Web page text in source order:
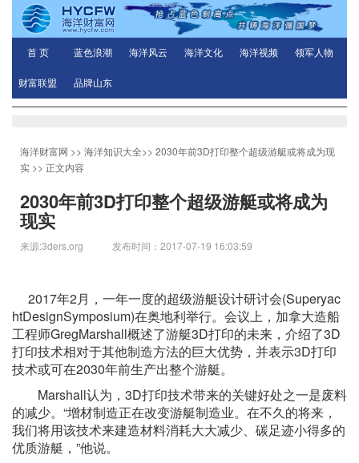
首 页 蓝色浪潮 海洋风云 海洋文化 海洋视频 领军人物
财富联盟 品牌山东
海洋财富网 >> 海洋知识大全>> 2030年前3D打印整个超级游艇或将成为现
实 >> 正文内容
2030年前3D打印整个超级游艇或将成为
现实
来源:3ders.org 发布时间：2017-07-19 16:03:59
2017年2月，一年一度的超级游艇设计研讨会(Superyac
htDesignSymposium)在奥地利举行。会议上，加拿大造船
工程师GregMarshall概述了游艇3D打印的未来，介绍了3D
打印技术相对于其他制造方法的巨大优势，并表示3D打印
技术或可在2030年前生产出整个游艇。
Marshall认为，3D打印技术带来的关键好处之一是废料
的减少。“增材制造正在改变游艇制造业。在不久的将来，
我们将用该技术来建造材料消耗大大减少、碳足迹小得多的
优质游艇，”他说。